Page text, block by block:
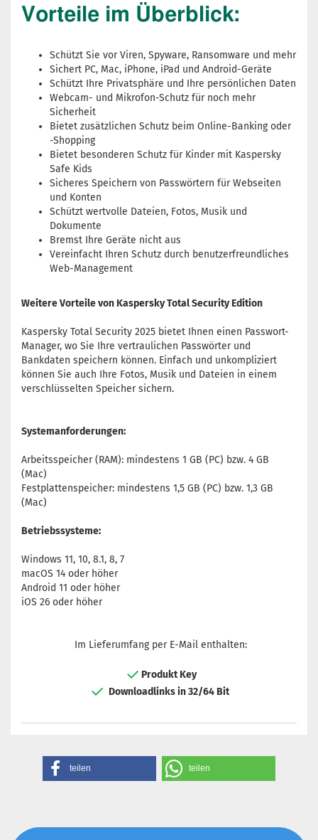
Vorteile im Überblick:
Schützt Sie vor Viren, Spyware, Ransomware und mehr
Sichert PC, Mac, iPhone, iPad und Android-Geräte
Schützt Ihre Privatsphäre und Ihre persönlichen Daten
Webcam- und Mikrofon-Schutz für noch mehr
Sicherheit
Bietet zusätzlichen Schutz beim Online-Banking oder
-Shopping
Bietet besonderen Schutz für Kinder mit Kaspersky
Safe Kids
Sicheres Speichern von Passwörtern für Webseiten
und Konten
Schützt wertvolle Dateien, Fotos, Musik und
Dokumente
Bremst Ihre Geräte nicht aus
Vereinfacht Ihren Schutz durch benutzerfreundliches
Web-Management
Weitere Vorteile von Kaspersky Total Security Edition
Kaspersky Total Security 2025 bietet Ihnen einen Passwort-
Manager, wo Sie Ihre vertraulichen Passwörter und
Bankdaten speichern können. Einfach und unkompliziert
können Sie auch Ihre Fotos, Musik und Dateien in einem
verschlüsselten Speicher sichern.
Systemanforderungen:
Arbeitsspeicher (RAM): mindestens 1 GB (PC) bzw. 4 GB
(Mac)
Festplattenspeicher: mindestens 1,5 GB (PC) bzw. 1,3 GB
(Mac)
Betriebssysteme:
Windows 11, 10, 8.1, 8, 7
macOS 14 oder höher
Android 11 oder höher
iOS 26 oder höher
Im Lieferumfang per E-Mail enthalten:
Produkt Key
Downloadlinks in 32/64 Bit
teilen teilen